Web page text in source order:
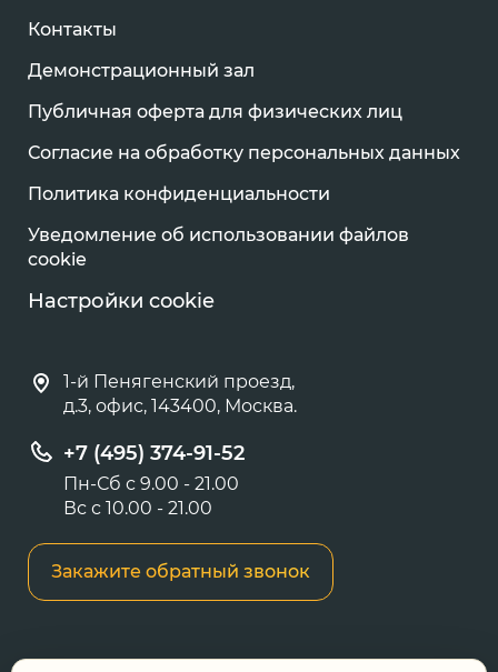
Контакты
Демонстрационный зал
Публичная оферта для физических лиц
Согласие на обработку персональных данных
Политика конфиденциальности
Уведомление об использовании файлов
cookie
Настройки cookie
1-й Пенягенский проезд,
д.3, офис, 143400, Москва.
+7 (495) 374-91-52
Пн-Сб с 9.00 - 21.00
Вс с 10.00 - 21.00
Закажите обратный звонок